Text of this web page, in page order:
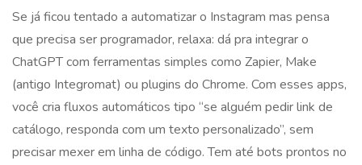
Se já ficou tentado a automatizar o Instagram mas pensa
que precisa ser programador, relaxa: dá pra integrar o
ChatGPT com ferramentas simples como Zapier, Make
(antigo Integromat) ou plugins do Chrome. Com esses apps,
você cria fluxos automáticos tipo “se alguém pedir link de
catálogo, responda com um texto personalizado”, sem
precisar mexer em linha de código. Tem até bots prontos no